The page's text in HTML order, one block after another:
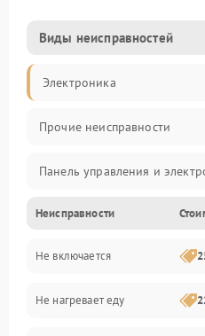
Виды неисправностей
Электроника
Прочие неисправности
Панель управления и
Дверца и корпус
Механика и внутренние
Механические повреждения
Неисправности
Не включается
Не нагревает еду